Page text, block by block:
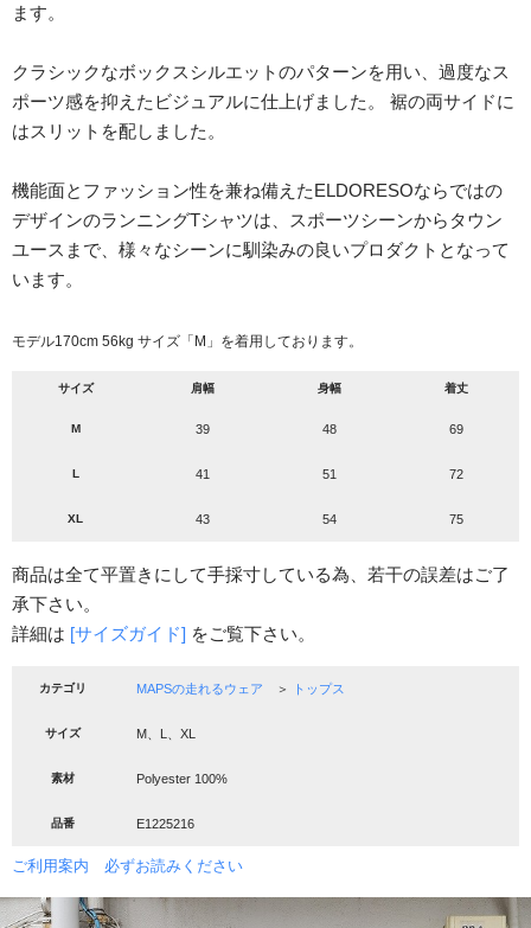
ます。
クラシックなボックスシルエットのパターンを用い、過度なス
ポーツ感を抑えたビジュアルに仕上げました。 裾の両サイドに
はスリットを配しました。
機能面とファッション性を兼ね備えたELDORESOならではの
デザインのランニングTシャツは、スポーツシーンからタウン
ユースまで、様々なシーンに馴染みの良いプロダクトとなって
います。
モデル170cm 56kg サイズ「M」を着用しております。
サイズ 肩幅 身幅 着丈
M 39 48 69
L 41 51 72
XL 43 54 75
商品は全て平置きにして手採寸している為、若干の誤差はご了
承下さい。
詳細は [サイズガイド] をご覧下さい。
カテゴリ MAPSの走れるウェア ＞ トップス
サイズ M、L、XL
素材 Polyester 100%
品番 E1225216
ご利用案内 必ずお読みください